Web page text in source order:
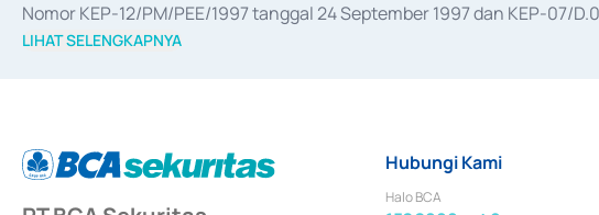
Nomor KEP-12/PM/PEE/1997 tanggal 24 September 1997 dan KEP-07/
merger, akuisisi, divestasi, dan
LIHAT SELENGKAPNYA
Hubungi Kami
Halo BCA